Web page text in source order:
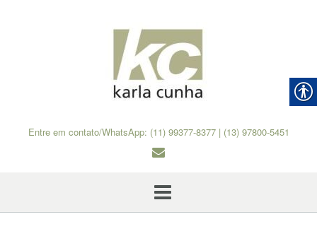
Entre em contato/WhatsApp: (11) 99377-8377 | (13) 97800-5451